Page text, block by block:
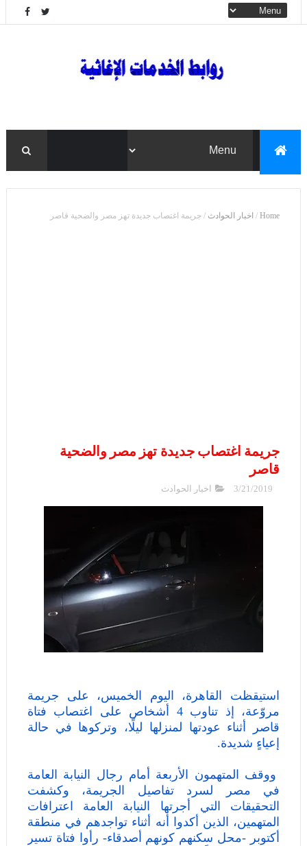
Home
/ اخبار الحوادث / جريمة اغتصاب جديدة تهز مصر والضحية قاصر
جريمة اغتصاب جديدة تهز مصر والضحية
قاصر
3/21/2019 اخبار الحوادث
استيقظت القاهرة، اليوم الخميس، على جريمة
مروّعة، إذ تناوب 4 أشخاص على اغتصاب فتاة
قاصر أثناء عودتها لمنزلها ليلًا، وتركوها في حالة
إعياءٍ شديدة.
ووقف المتهمون الأربعة أمام رجال النيابة العامة
في مصر لسرد تفاصيل الجريمة، وكشفت
التحقيقات التي أجرتها النيابة العامة اعترافات
المتهمين، الذين أكدوا أنه أثناء تواجدهم في منطقة
أكتوبر -محل سكنهم كونهم أصدقاء- رأوا فتاة تسير